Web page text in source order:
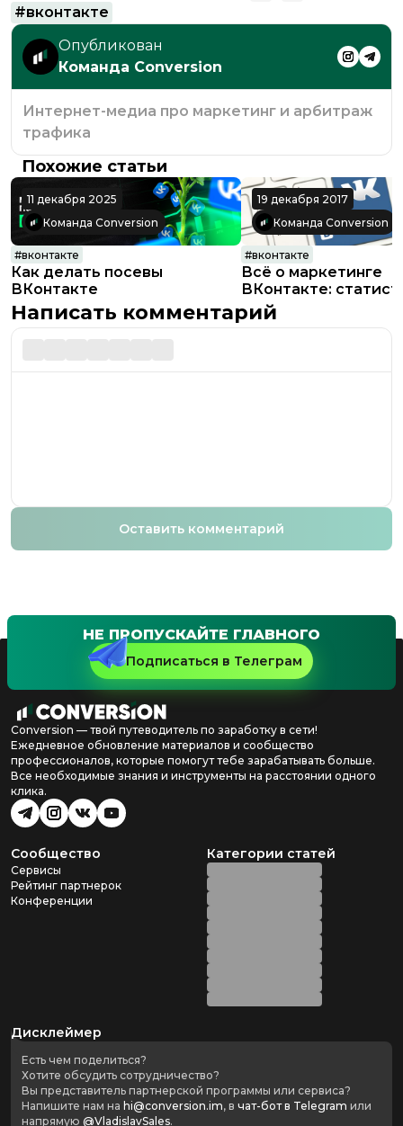
#вконтакте
Опубликован
Команда Conversion
Интернет-медиа про маркетинг и арбитраж
трафика
Похожие статьи
11 декабря 2025
Команда Conversion
#вконтакте
Как делать посевы
ВКонтакте
19 декабря 2017
Команда Conversion
#вконтакте
Всё о маркетинге
ВКонтакте:
продвижение,
Написать комментарий
Оставить комментарий
НЕ ПРОПУСКАЙТЕ ГЛАВНОГО
Подписаться в Телеграм
Conversion — твой путеводитель по заработку в сети!
Ежедневное обновление материалов и сообщество
профессионалов, которые помогут тебе зарабатывать больше.
Все необходимые знания и инструменты на расстоянии одного
клика.
Сообщество
Сервисы
Рейтинг партнерок
Конференции
Категории статей
Дисклеймер
Есть чем поделиться?
Хотите обсудить сотрудничество?
Вы представитель партнерской программы или сервиса?
Напишите нам на hi@conversion.im, в чат-бот в Telegram или
напрямую @VladislavSales.